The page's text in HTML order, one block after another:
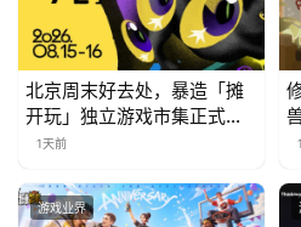
北京周末好去处，暴造「摊
开玩」独立游戏市集正式开
票！
1天前
游戏业界